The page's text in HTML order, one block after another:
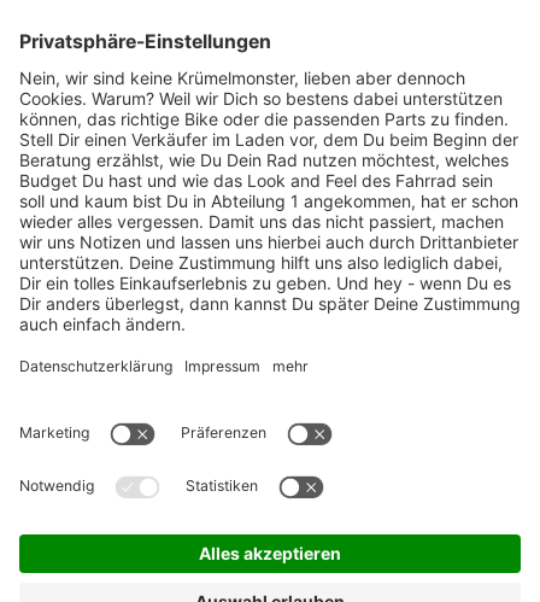
Marken-Highlights
TOP-Marken
ZAHLUNGSARTEN / RATENKAUF
FÜR ARBEITGEBER & ARBEITNEHMER